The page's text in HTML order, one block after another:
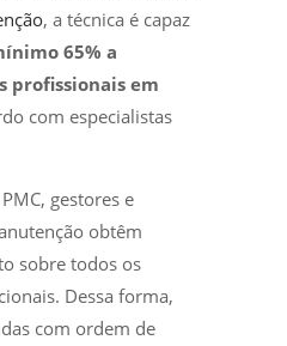
, a técnica é capaz
65% a
profissionais em
com especialistas
gestores e
obtêm
sobre todos os
Dessa forma,
com ordem de